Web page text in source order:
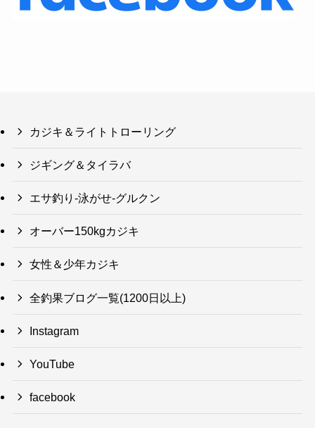
カジキ＆ライトトローリング
ジギング＆タイラバ
エサ釣り-泳がせ-グルクン
オーバー150kgカジキ
女性＆少年カジキ
全釣果ブログ一覧(1200日以上)
Instagram
YouTube
facebook